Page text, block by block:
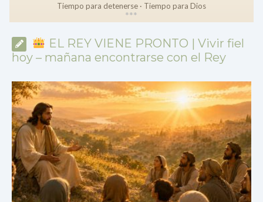
Tiempo para detenerse · Tiempo para Dios
***
EL REY VIENE PRONTO | Vivir fiel
hoy – mañana encontrarse con el Rey